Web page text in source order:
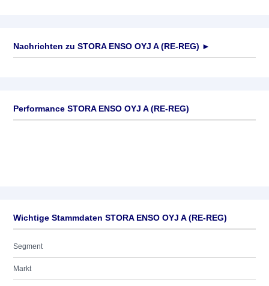
Nachrichten zu STORA ENSO OYJ A (RE-REG) ►
Performance STORA ENSO OYJ A (RE-REG)
Wichtige Stammdaten STORA ENSO OYJ A (RE-REG)
Segment
Markt